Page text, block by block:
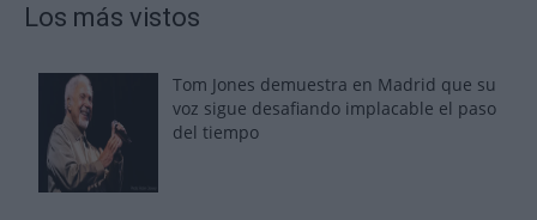
Los más vistos
Tom Jones demuestra en Madrid que su
voz sigue desafiando implacable el paso
del tiempo